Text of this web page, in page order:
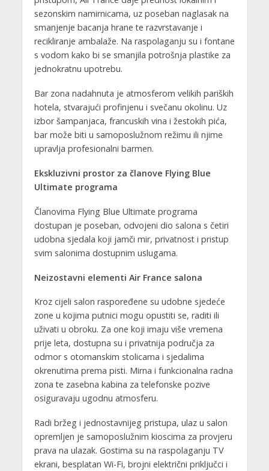
sezonskim namirnicama, uz poseban naglasak na
smanjenje bacanja hrane te razvrstavanje i
recikliranje ambalaže. Na raspolaganju su i fontane
s vodom kako bi se smanjila potrošnja plastike za
jednokratnu upotrebu.
Bar zona nadahnuta je atmosferom velikih pariških
hotela, stvarajući profinjenu i svečanu okolinu. Uz
izbor šampanjaca, francuskih vina i žestokih pića,
bar može biti u samoposlužnom režimu ili njime
upravlja profesionalni barmen.
Ekskluzivni prostor za članove Flying Blue
Ultimate programa
Članovima Flying Blue Ultimate programa
dostupan je poseban, odvojeni dio salona s četiri
udobna sjedala koji jamči mir, privatnost i pristup
svim salonima dostupnim uslugama.
Neizostavni elementi Air France salona
Kroz cijeli salon raspoređene su udobne sjedeće
zone u kojima putnici mogu opustiti se, raditi ili
uživati u obroku. Za one koji imaju više vremena
prije leta, dostupna su i privatnija područja za
odmor s otomanskim stolicama i sjedalima
okrenutima prema pisti. Mirna i funkcionalna radna
zona te zasebna kabina za telefonske pozive
osiguravaju ugodnu atmosferu.
Radi bržeg i jednostavnijeg pristupa, ulaz u salon
opremljen je samoposlužnim kioscima za provjeru
prava na ulazak. Gostima su na raspolaganju TV
ekrani, besplatan Wi-Fi, brojni električni priključci i